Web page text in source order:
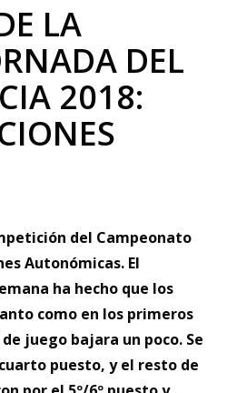
LA
DEL
2018:
del Campeonato
Autonómicas. El
ha hecho que los
como en los primeros
juego bajara un poco. Se
puesto, y el resto de